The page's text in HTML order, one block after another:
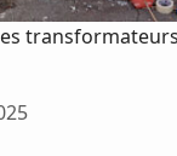
transformateurs